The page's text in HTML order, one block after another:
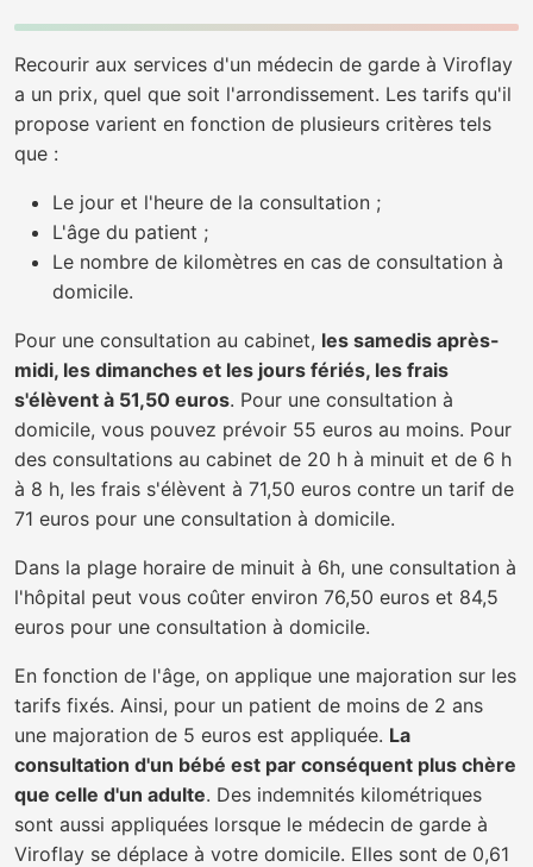
Recourir aux services d'un médecin de garde à Viroflay
a un prix, quel que soit l'arrondissement. Les tarifs qu'il
propose varient en fonction de plusieurs critères tels
que :
Le jour et l'heure de la consultation ;
L'âge du patient ;
Le nombre de kilomètres en cas de consultation à
domicile.
Pour une consultation au cabinet, les samedis après-
midi, les dimanches et les jours fériés, les frais
s'élèvent à 51,50 euros. Pour une consultation à
domicile, vous pouvez prévoir 55 euros au moins. Pour
des consultations au cabinet de 20 h à minuit et de 6 h
à 8 h, les frais s'élèvent à 71,50 euros contre un tarif de
71 euros pour une consultation à domicile.
Dans la plage horaire de minuit à 6h, une consultation à
l'hôpital peut vous coûter environ 76,50 euros et 84,5
euros pour une consultation à domicile.
En fonction de l'âge, on applique une majoration sur les
tarifs fixés. Ainsi, pour un patient de moins de 2 ans
une majoration de 5 euros est appliquée. La
consultation d'un bébé est par conséquent plus chère
que celle d'un adulte. Des indemnités kilométriques
sont aussi appliquées lorsque le médecin de garde à
Viroflay se déplace à votre domicile. Elles sont de 0,61